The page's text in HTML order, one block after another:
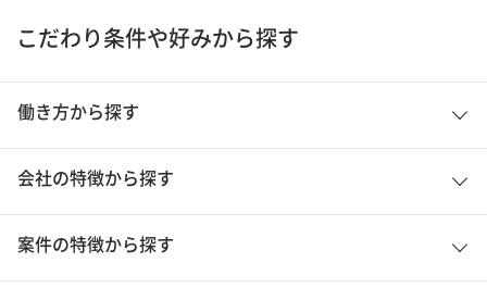
こだわり条件や好みから探す
働き方から探す
会社の特徴から探す
案件の特徴から探す